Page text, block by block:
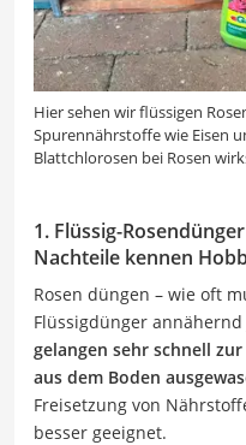
Hier sehen wir flüssigen
Spurennährstoffe wie Eisen
Blattchlorosen bei Rosen
1. Flüssig-
Nachteile kennen
Rosen düngen – wie oft
Flüssigdünger annähernd
gelangen sehr schnell
aus dem Boden
Freisetzung von
besser geeignet.